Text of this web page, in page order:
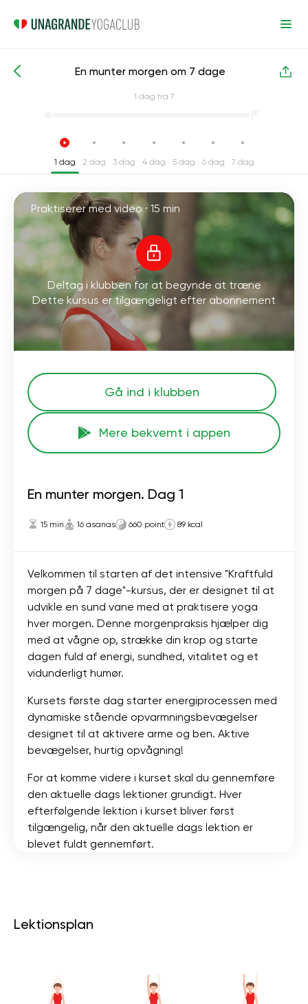
Intensive yogakurser Energi
En munter morgen om 7 dage
1 dag fra 7
1 dag 2 dag 3 dag 4 dag 5 dag 6 dag 7 dag
Praktiserer med video · 15 min
Deltag i klubben for at begynde at træne
Dette kursus er tilgængeligt efter abonnement
Gå ind i klubben
Mere bekvemt i appen
En munter morgen. Dag 1
15 min 16 asanas 660 point 89 kcal
Velkommen til starten af ​​det intensive "Kraftfuld
morgen på 7 dage"-kursus, der er designet til at
udvikle en sund vane med at praktisere yoga
hver morgen. Denne morgenpraksis hjælper dig
med at vågne op, strække din krop og starte
dagen fuld af energi, sundhed, vitalitet og et
vidunderligt humør.
Kursets første dag starter energiprocessen med
dynamiske stående opvarmningsbevægelser
designet til at aktivere arme og ben. Aktive
bevægelser, hurtig opvågning!
For at komme videre i kurset skal du gennemføre
den aktuelle dags lektioner grundigt. Hver
efterfølgende lektion i kurset bliver først
tilgængelig, når den aktuelle dags lektion er
blevet fuldt gennemført.
Lektionsplan